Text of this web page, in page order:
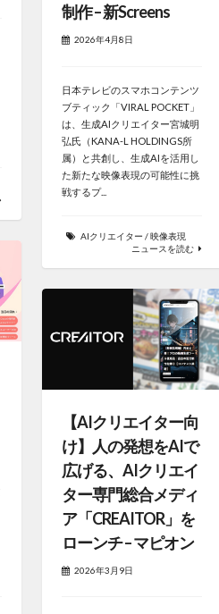
制作 – 新Screens
2026年4月8日
日本テレビのスマホコンテンツ
ブティック「VIRAL POCKET」
は、生成AIクリエイター宮城明
弘氏（KANA-L HOLDINGS所
属）と共創し、生成AIを活用し
た新たな映像表現の可能性に挑
戦するプ...
AIクリエイター /映像表現
ニュースを読む
【AIクリエイター向
け】人の発想をAIで
広げる、AIクリエイ
ター専門総合メディ
ア「CREAITOR」を
ローンチ – マピオン
2026年3月9日